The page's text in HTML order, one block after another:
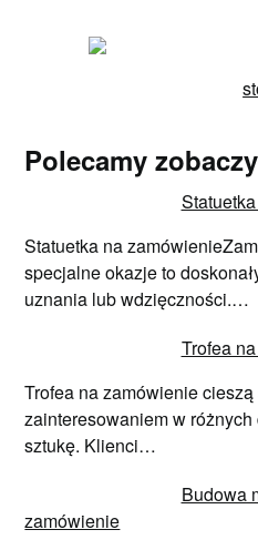
Polecamy
Statuetka na
specjalne okazje to
uznania lub wdzięczności.…
Trofea
Trofea na zamówienie
zainteresowaniem w
sztukę. Klienci…
Budowa
zamówienie